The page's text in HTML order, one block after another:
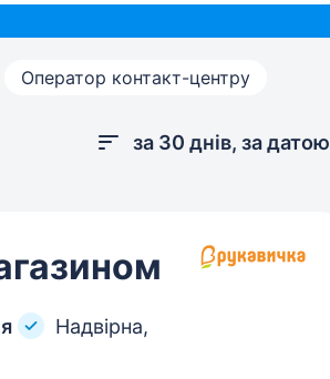
Оператор контакт-центру
за 30 днів, за датою
Надвірна,